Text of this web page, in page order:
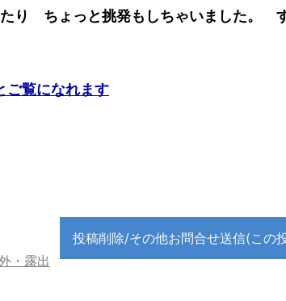
り ちょっと挑発もしちゃいました。
ご覧になれます
投稿削除/その他お問合せ送信(この
・露出